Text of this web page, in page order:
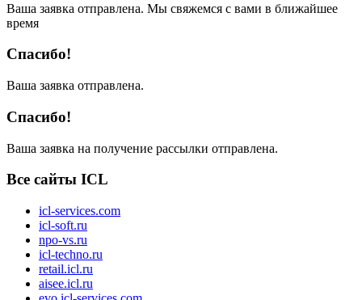
Ваша заявка отправлена. Мы свяжемся с вами в ближайшее
время
Спасибо!
Ваша заявка отправлена.
Спасибо!
Ваша заявка на получение рассылки отправлена.
Все сайты ICL
icl-services.com
icl-soft.ru
npo-vs.ru
icl-techno.ru
retail.icl.ru
aisee.icl.ru